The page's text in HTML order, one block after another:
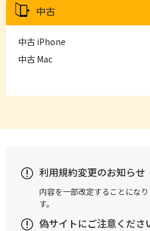
中古
中古 iPhone
中古 Mac
利用規約変更のお知らせ
内容を一部改定することにな
す。
偽サイトにご注意くださ